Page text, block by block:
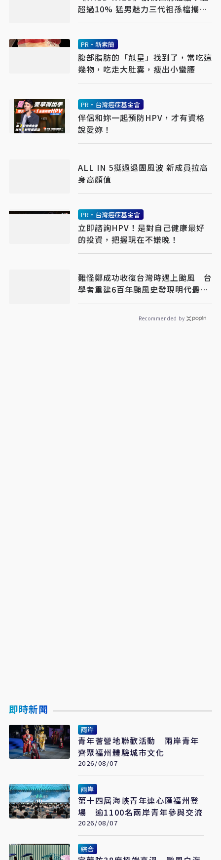
超過10% 猛男魅力三代祖孫檔攜手
觀賞
PR・新素簡
腹部脂肪的「剋星」找到了，常吃這
幾物，吃走大肚囊，瘦出小蠻腰
PR・台灣癌症基金會
伴侶和妳一起預防HPV，才有資格
說愛妳！
ALL IN 5挺過退團風波 新成員拉高
身高顏值
PR・台灣癌症基金會
立即諮詢HPV！是對自己健康最好
的投資，把握現在不嫌晚！
難怪鄭成功收復台灣時遇上颱風 台
學者重建6百年颱風史發現明代最頻
繁
Recommended by
即時新聞
兩岸
青年薈營地聯歡活動 兩岸青年
齊聚福州體驗城市文化
2026/08/07
兩岸
第十四屆海峽青年連心匯福州登
場 逾1100名兩岸青年參與交流
2026/08/07
綜合